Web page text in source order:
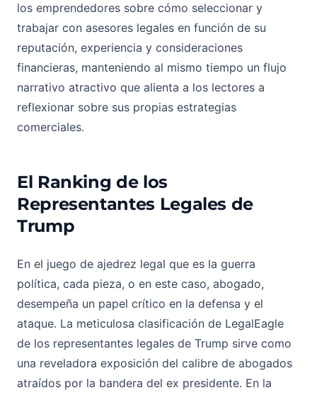
los emprendedores sobre cómo seleccionar y
trabajar con asesores legales en función de su
reputación, experiencia y consideraciones
financieras, manteniendo al mismo tiempo un flujo
narrativo atractivo que alienta a los lectores a
reflexionar sobre sus propias estrategias
comerciales.
El Ranking de los
Representantes Legales de
Trump
En el juego de ajedrez legal que es la guerra
política, cada pieza, o en este caso, abogado,
desempeña un papel crítico en la defensa y el
ataque. La meticulosa clasificación de LegalEagle
de los representantes legales de Trump sirve como
una reveladora exposición del calibre de abogados
atraídos por la bandera del ex presidente. En la